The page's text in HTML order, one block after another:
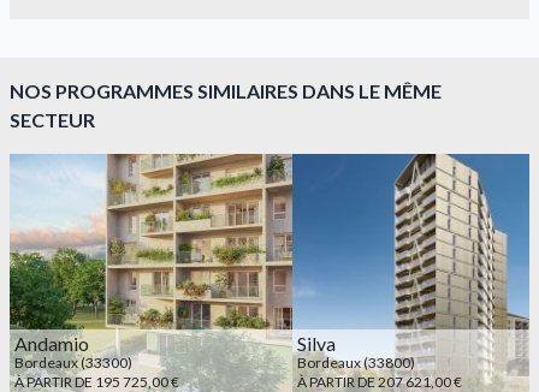
NOS PROGRAMMES SIMILAIRES DANS LE MÊME
SECTEUR
Andamio
Bordeaux (33300)
À PARTIR DE 195 725,00 €
Silva
Bordeaux (33800)
À PARTIR DE 207 621,00 €